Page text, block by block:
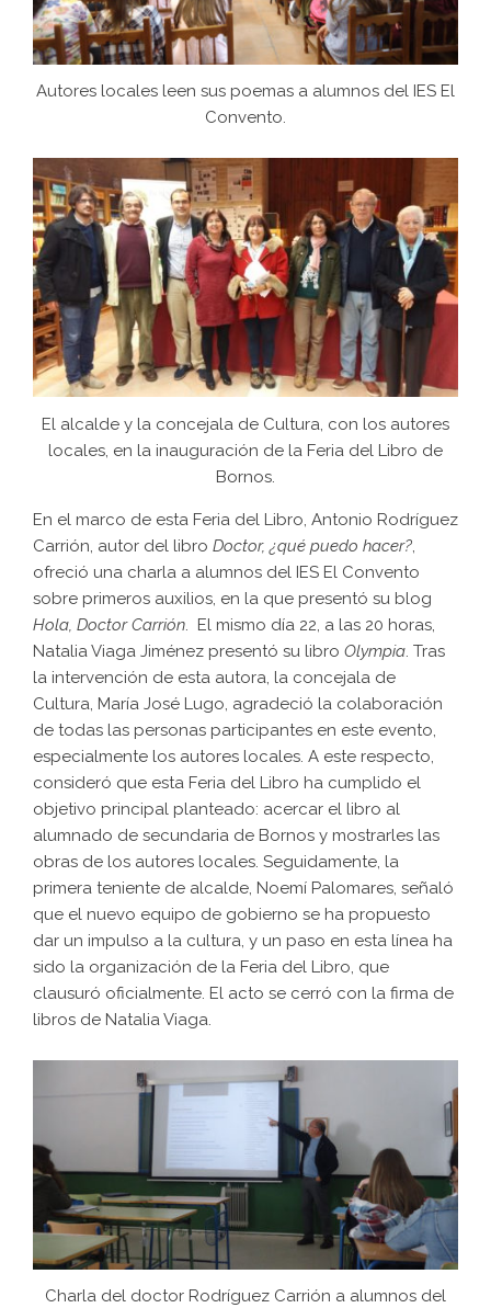
Autores locales leen sus poemas a alumnos del IES El
Convento.
El alcalde y la concejala de Cultura, con los autores
locales, en la inauguración de la Feria del Libro de
Bornos.
En el marco de esta Feria del Libro, Antonio Rodríguez
Carrión, autor del libro Doctor, ¿qué puedo hacer?
ofreció una charla a alumnos del IES El Convento
sobre primeros auxilios, en la que presentó su blog
Hola, Doctor Carrión . El mismo día 22, a las 20 horas,
Natalia Viaga Jiménez presentó su libro Olympia . Tras
la intervención de esta autora, la concejala de
Cultura, María José Lugo, agradeció la colaboración
de todas las personas participantes en este evento,
especialmente los autores locales. A este respecto,
consideró que esta Feria del Libro ha cumplido el
objetivo principal planteado: acercar el libro al
alumnado de secundaria de Bornos y mostrarles las
obras de los autores locales. Seguidamente, la
primera teniente de alcalde, Noemí Palomares, señaló
que el nuevo equipo de gobierno se ha propuesto
dar un impulso a la cultura, y un paso en esta línea ha
sido la organización de la Feria del Libro, que
clausuró oficialmente. El acto se cerró con la firma de
libros de Natalia Viaga.
Charla del doctor Rodríguez Carrión a alumnos del